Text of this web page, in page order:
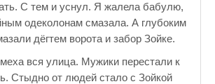
С тем и уснул. Я жалела бабулю,
одеколонам смазала. А глубоким
дёгтем ворота и забор Зойке.
вся улица. Мужики перестали к
Стыдно от людей стало с Зойкой